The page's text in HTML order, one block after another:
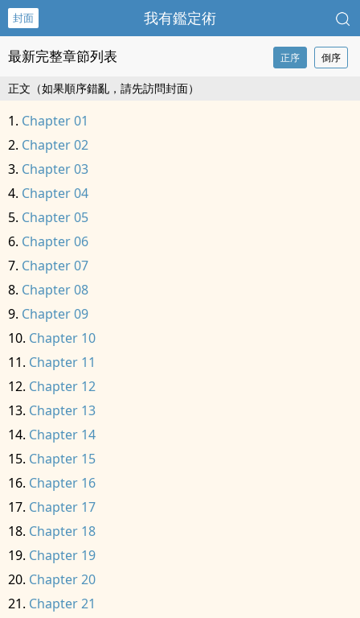
封面 我有鑑定術
最新完整章節列表 正序 倒序
正文（如果順序錯亂，請先訪問封面）
Chapter 01
Chapter 02
Chapter 03
Chapter 04
Chapter 05
Chapter 06
Chapter 07
Chapter 08
Chapter 09
Chapter 10
Chapter 11
Chapter 12
Chapter 13
Chapter 14
Chapter 15
Chapter 16
Chapter 17
Chapter 18
Chapter 19
Chapter 20
Chapter 21